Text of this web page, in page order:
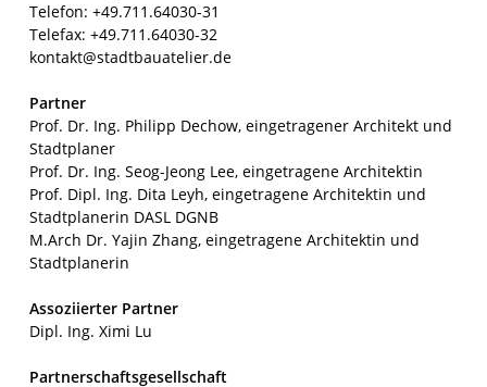
Telefon: +49.711.64030-31
Telefax: +49.711.64030-32
kontakt@stadtbauatelier.de
Partner
Prof. Dr. Ing. Philipp Dechow, eingetragener Architekt und
Stadtplaner
Prof. Dr. Ing. Seog-Jeong Lee, eingetragene Architektin
Prof. Dipl. Ing. Dita Leyh, eingetragene Architektin und
Stadtplanerin DASL DGNB
M.Arch Dr. Yajin Zhang, eingetragene Architektin und
Stadtplanerin
Assoziierter Partner
Dipl. Ing. Ximi Lu
Partnerschaftsgesellschaft